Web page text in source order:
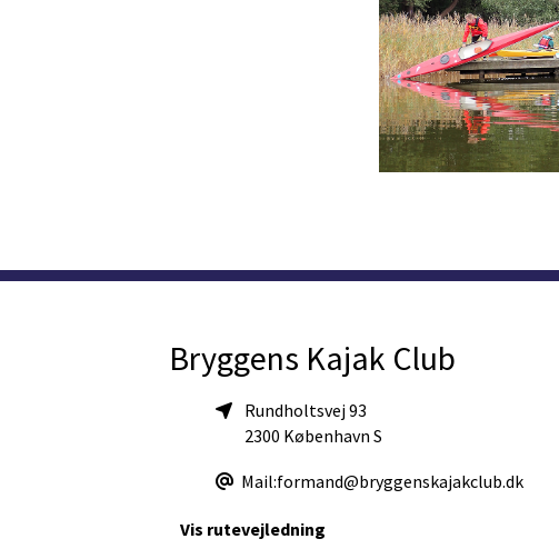
Bryggens Kajak Club
Rundholtsvej 93
2300 København S
Mail:formand@bryggenskajakclub.dk
Vis rutevejledning